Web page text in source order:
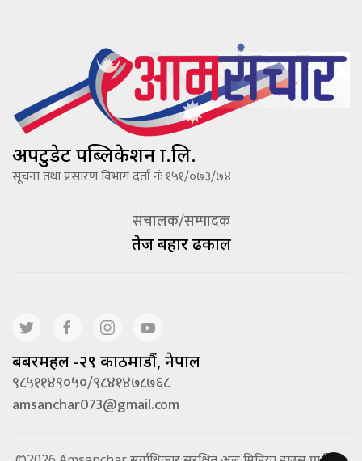
अपटुडेट पब्लिकेशन प्रा.लि.
सूचना तथा प्रसारण विभाग दर्ता नंः १५१/०७३/७४
संचालक/सम्पादक
तेज बहादूर ढकाल
बबरमहल -२९ काठमाडौं, नेपाल
९८५११४९०५०/९८४१४७८७६८
amsanchar073@gmail.com